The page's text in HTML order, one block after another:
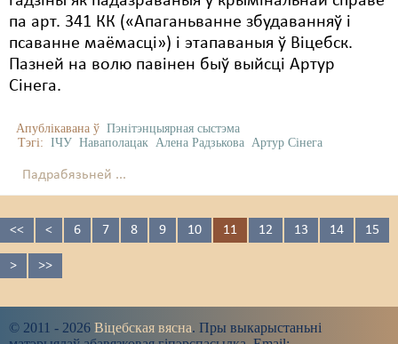
па арт. 341 КК («Апаганьванне збудаванняў і
псаванне маёмасці») і этапаваныя ў Віцебск.
Пазней на волю павінен быў выйсці Артур
Сінега.
Апублікавана ў Пэнітэнцыярная сыстэма
Тэгі: ІЧУ Наваполацак Алена Радзькова Артур Сінега
Падрабязьней ...
<< < 6 7 8 9 10 11 12 13 14 15
> >>
© 2011 - 2026 Віцебская вясна. Пры выкарыстаньні